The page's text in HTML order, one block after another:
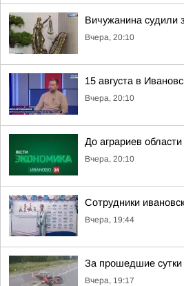
Вичужанина судили
Вчера, 20:10
15 августа в
Вчера, 20:10
До аграриев
Вчера, 20:10
Сотрудники
Вчера, 19:44
За прошедшие сутки
Вчера, 19:17